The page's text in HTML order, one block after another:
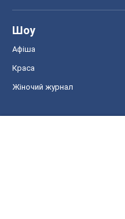
Шоу
Афіша
Краса
Жіночий журнал